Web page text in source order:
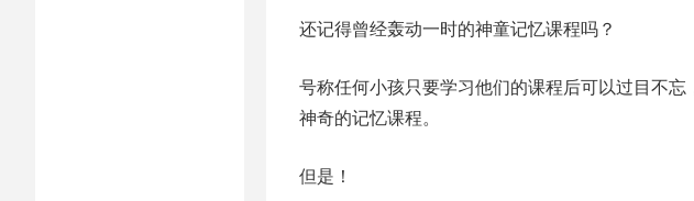
还记得曾经轰动一时的神童记忆课程吗？
号称任何小孩只要学习他们的课程后可以过目不
神奇的记忆课程。
但是！